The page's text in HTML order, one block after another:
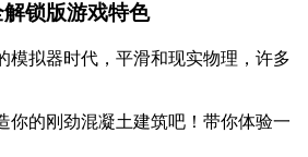
锁版游戏特色
模拟器时代，平滑和现实物理，许多
你的刚劲混凝土建筑吧！带你体验一